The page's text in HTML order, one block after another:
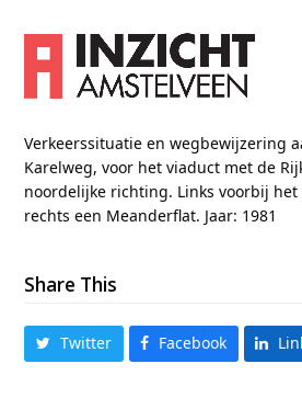
Verkeerssituatie en wegbewijzering
Karelweg, voor het viaduct met de
noordelijke richting. Links voorbij het
rechts een Meanderflat. Jaar: 1981
Share This
Twitter Facebook